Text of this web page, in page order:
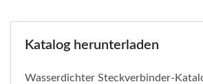
Katalog herunterladen
Wasserdichter Steckverbinder-